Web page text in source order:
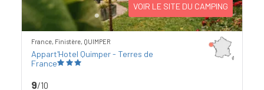
VOIR LE SITE DU CAMPING
France, Finistère, QUIMPER
Appart'Hotel Quimper - Terres de
France
9/10